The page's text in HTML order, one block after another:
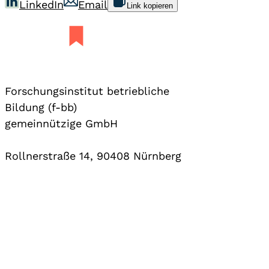
LinkedIn Email Link kopieren
Forschungsinstitut betriebliche
Bildung (f-bb)
gemeinnützige GmbH
Rollnerstraße 14, 90408 Nürnberg